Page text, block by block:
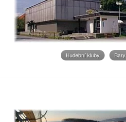
Hudební kluby Bary